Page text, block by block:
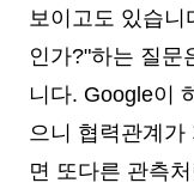
보이고도 있습니
인가?"하는 질문
니다. Google이
으니 협력관계가
면 또다른 관측